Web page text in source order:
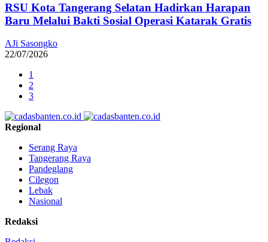
RSU Kota Tangerang Selatan Hadirkan Harapan
Baru Melalui Bakti Sosial Operasi Katarak Gratis
AJi Sasongko
22/07/2026
1
2
3
Regional
Serang Raya
Tangerang Raya
Pandeglang
Cilegon
Lebak
Nasional
Redaksi